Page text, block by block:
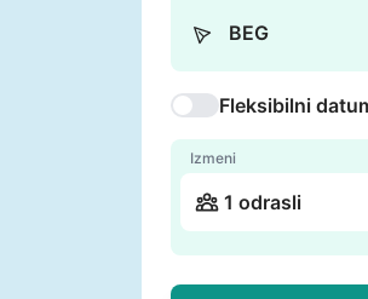
Fleksibilni
Izmeni
1 odrasli